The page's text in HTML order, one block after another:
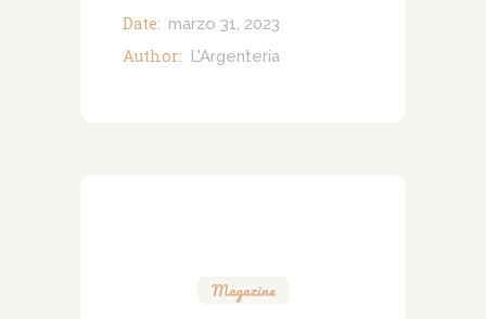
Date: marzo 31, 2023
Author: L'Argenteria
Magazine